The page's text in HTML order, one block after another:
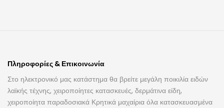
Πληροφορίες & Επικοινωνία
Στο ηλεκτρονικό μας κατάστημα θα βρείτε μεγάλη ποικιλία ειδών
λαϊκής τέχνης, χειροποίητες κατασκευές, δερμάτινα είδη,
χειροποίητα παραδοσιακά Κρητικά μαχαίρια όλα κατασκευασμένα